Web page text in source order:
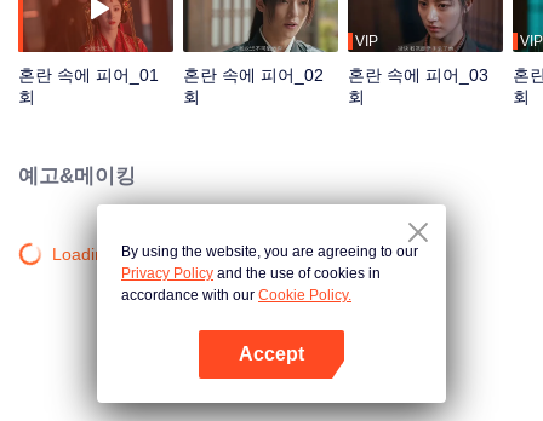
혼란 속에 피어_01
회
혼란 속에 피어_02
회
VIP
혼란 속에 피어_03
회
VIP
혼
회
예고&메이킹
Loading…By using the website, you are agreeing to our
Privacy Policy and the use of cookies in
accordance with our Cookie Policy.
Accept